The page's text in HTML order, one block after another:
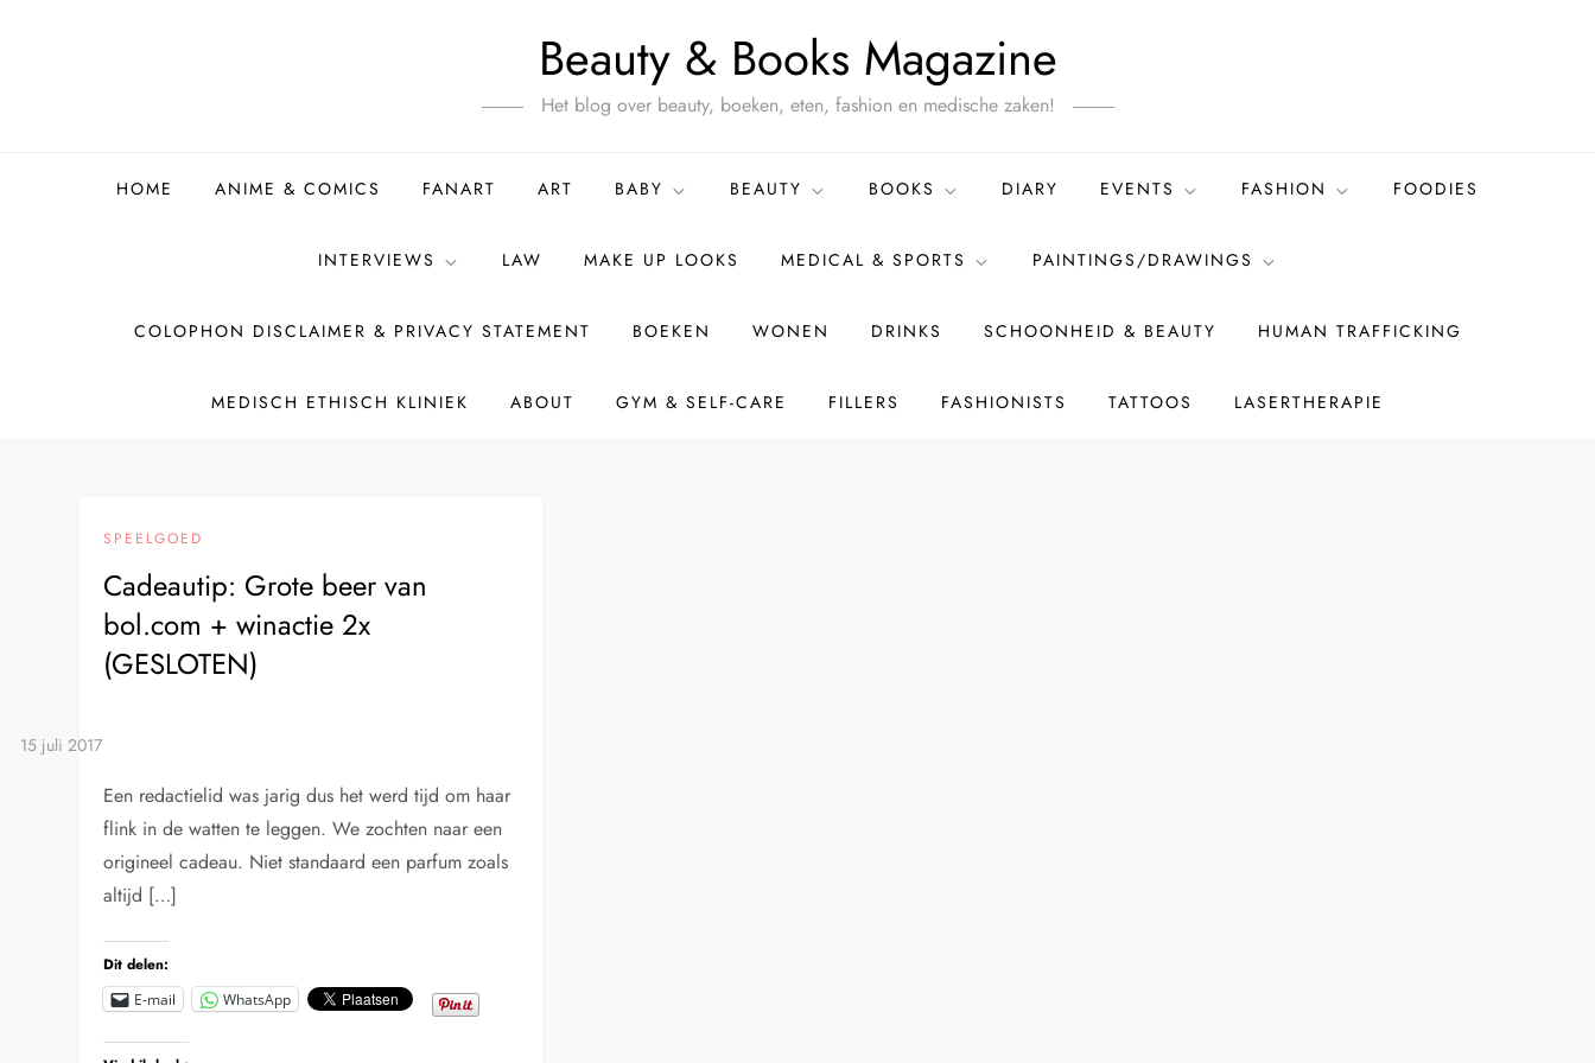
Beauty & Books Magazine
Het blog over beauty, boeken, eten, fashion en medische zaken!
HOME ANIME & COMICS FANART ART BABY BEAUTY BOOKS DIARY EVENTS FASHION FOODIES
INTERVIEWS LAW MAKE UP LOOKS MEDICAL & SPORTS PAINTINGS/DRAWINGS
COLOPHON DISCLAIMER & PRIVACY STATEMENT BOEKEN WONEN DRINKS SCHOONHEID & BEAUTY HUMAN TRAFFICKING
MEDISCH ETHISCH KLINIEK ABOUT GYM & SELF-CARE FILLERS FASHIONISTS TATTOOS LASERTHERAPIE
SPEELGOED
Cadeautip: Grote beer van
bol.com + winactie 2x
(GESLOTEN)
Een redactielid was jarig dus het werd tijd om haar
flink in de watten te leggen. We zochten naar een
origineel cadeau. Niet standaard een parfum zoals
altijd […]
Dit delen:
E-mail WhatsApp